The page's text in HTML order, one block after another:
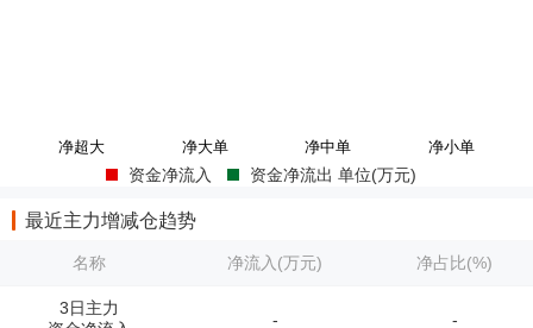
资金净流入 资金净流出 单位(万元)
最近主力增减仓趋势
名称 净流入(万元) 净占比(%)
3日主力
- -